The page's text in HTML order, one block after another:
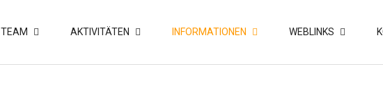
TEAM AKTIVITÄTEN INFORMATIONEN WEBLINKS